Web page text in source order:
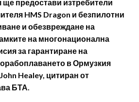
предостави изтребители
HMS Dragon и безпилотни
и обезвреждане на
на многонационална
за гарантиране на
в Ормузкия
Healey, цитиран от
БТА.